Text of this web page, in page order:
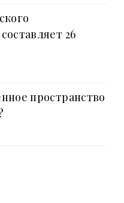
26
пространство